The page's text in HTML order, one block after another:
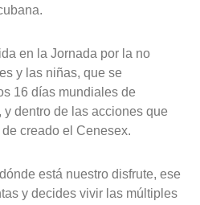
en la Jornada por la no
y las niñas, que se
16 días mundiales de
dentro de las acciones que
creado el Cenesex.
está nuestro disfrute, ese
y decides vivir las múltiples